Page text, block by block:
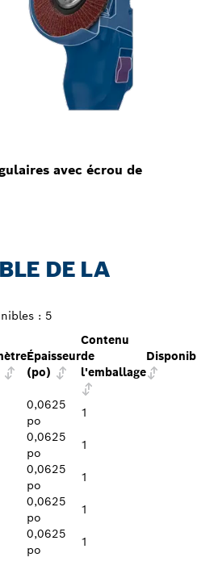
avec écrou de
DE LA
: 5
Épaisseur
(po)
Contenu
de
l'emballage
0,0625
po
1
0,0625
po
1
0,0625
po
1
0,0625
po
1
0,0625
po
1